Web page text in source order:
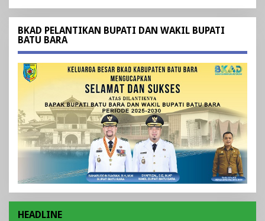
BKAD PELANTIKAN BUPATI DAN WAKIL BUPATI
BATU BARA
HEADLINE